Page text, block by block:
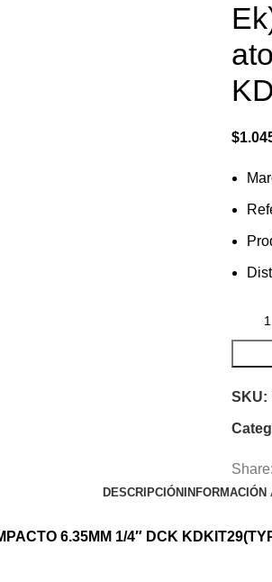
$
SKU:
Share:
DESCRIPCIÓN
6.35MM 1/4″ DCK